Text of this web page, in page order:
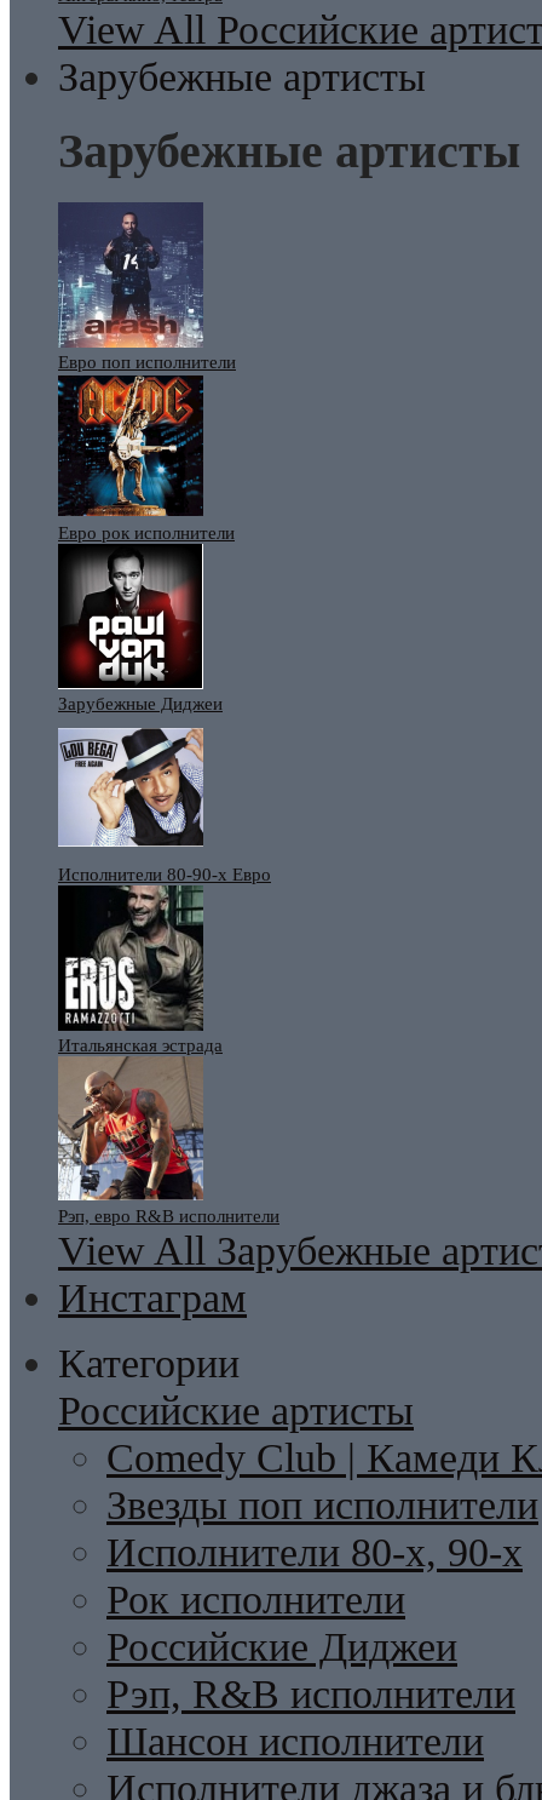
View All Российские
Зарубежные артисты
Зарубежные артисты
Евро поп исполнители
Евро рок исполнители
Зарубежные Диджеи
Исполнители 80-90-х Евро
Итальянская эстрада
Рэп, евро R&B исполнители
View All Зарубежные
Инстаграм
Категории
Российские артисты
Comedy Club | Камеди
Звезды поп исполнители
Исполнители 80-х, 90-х
Рок исполнители
Российские Диджеи
Рэп, R&B исполнители
Шансон исполнители
Исполнители джаза и